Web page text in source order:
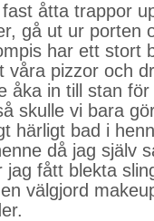
åtta trappor
gå ut ur porten
har ett stort
våra pizzor och
åka in till stan
skulle vi bara
härligt bad i
då jag själv
jag fått blekta
välgjord